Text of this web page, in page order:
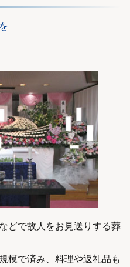
どで故人をお見送りする葬
模で済み、料理や返礼品も